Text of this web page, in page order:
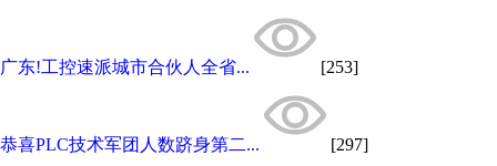
广东!工控速派城市合伙人全省... [253]
恭喜PLC技术军团人数跻身第二... [297]